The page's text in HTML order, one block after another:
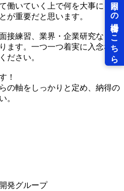
働いていく上で何を大事にして
が重要だと思います。
接練習、業界・企業研究などや
ます。一つ一つ着実に入念な準
ださい。
！
の軸をしっかりと定め、納得の
。
発グループ